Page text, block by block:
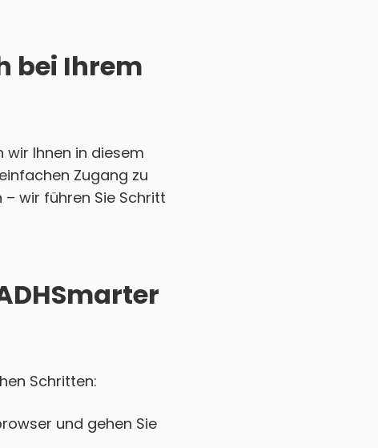
bei Ihrem
wir Ihnen in diesem
Zugang zu
wir führen Sie Schritt
Schritten:
und gehen Sie